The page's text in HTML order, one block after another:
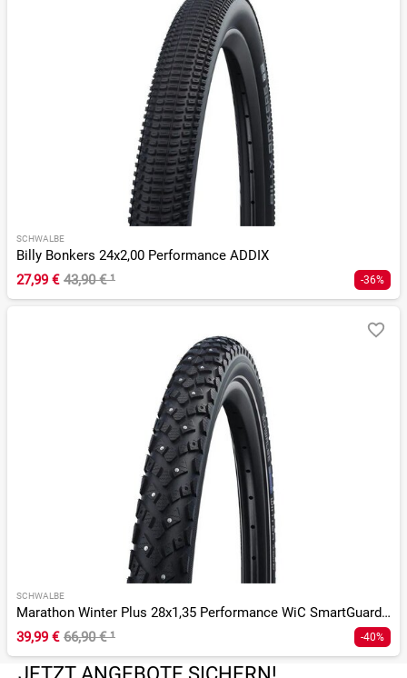
SCHWALBE
Billy Bonkers 24x2,00 Performance ADDIX
27,99 € 43,90 €¹ -36%
SCHWALBE
Marathon Winter Plus 28x1,35 Performance WiC SmartGuard Twin
39,99 € 66,90 €¹ -40%